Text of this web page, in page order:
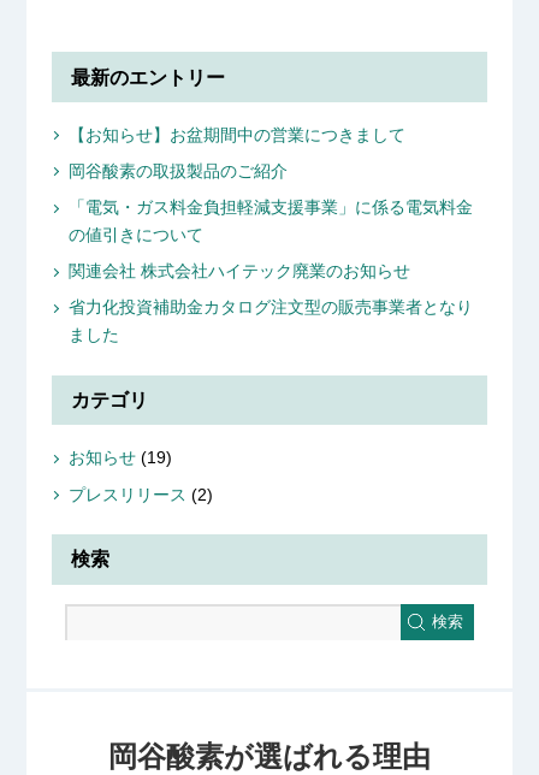
最新のエントリー
【お知らせ】お盆期間中の営業につきまして
岡谷酸素の取扱製品のご紹介
「電気・ガス料金負担軽減支援事業」に係る電気料金
の値引きについて
関連会社 株式会社ハイテック廃業のお知らせ
省力化投資補助金カタログ注文型の販売事業者となり
ました
カテゴリ
お知らせ(19)
プレスリリース (2)
検索
検索
岡谷酸素が選ばれる理由